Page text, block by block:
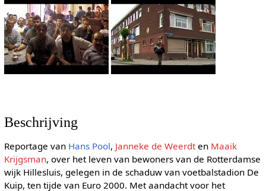
Beschrijving
Reportage van Hans Pool, Janneke de Weerdten Maaik
Krijgsman, over het leven van bewoners van de Rotterdamse
wijk Hillesluis, gelegen in de schaduw van voetbalstadion De
Kuip, ten tijde van Euro 2000. Met aandacht voor het